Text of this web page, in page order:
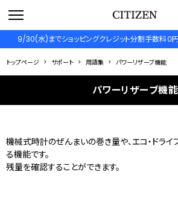
9/30(水)までショッピングクレジット分割手数料０
トップページ サポート 用語集 パワーリザーブ機能
パワーリザーブ機能
機械式時計のぜんまいの巻き量や、エコ・ドラ
る機能です。
残量を確認することができます。